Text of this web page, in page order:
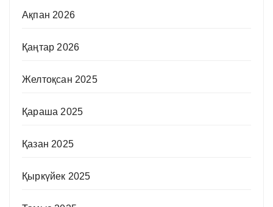
Ақпан 2026
Қаңтар 2026
Желтоқсан 2025
Қараша 2025
Қазан 2025
Қыркүйек 2025